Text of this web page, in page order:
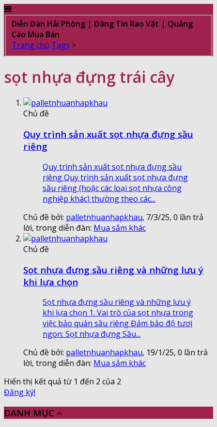
Diễn Đàn Hải Phòng | Đăng Tin Rao Vặt | Quảng
Cáo Mua Bán
Trang chủ Tags >
sọt nhựa đựng trái cây
Chủ đề
Quy trình sản xuất sọt nhựa đựng sầu
riêng
Quy trình sản xuất sọt nhựa đựng sầu
riêng Quy trình sản xuất sọt nhựa đựng
sầu riêng (hoặc các loại sọt nhựa công
nghiệp khác) thường theo các...
Chủ đề bởi: palletnhuanhapkhau, 7/3/25, 0 lần trả
lời, trong diễn đàn: Mua sắm khác
Chủ đề
Sọt nhựa đựng sầu riêng và những lưu ý
khi lựa chọn
Sọt nhựa đựng sầu riêng và những lưu ý
khi lựa chọn 1. Vai trò của sọt nhựa trong
việc bảo quản sầu riêng Đảm bảo độ tươi
ngon: Sọt nhựa đựng Sầu...
Chủ đề bởi: palletnhuanhapkhau, 19/1/25, 0 lần trả
lời, trong diễn đàn: Mua sắm khác
Hiển thị kết quả từ 1 đến 2 của 2
Đăng ký!
DANH MỤC